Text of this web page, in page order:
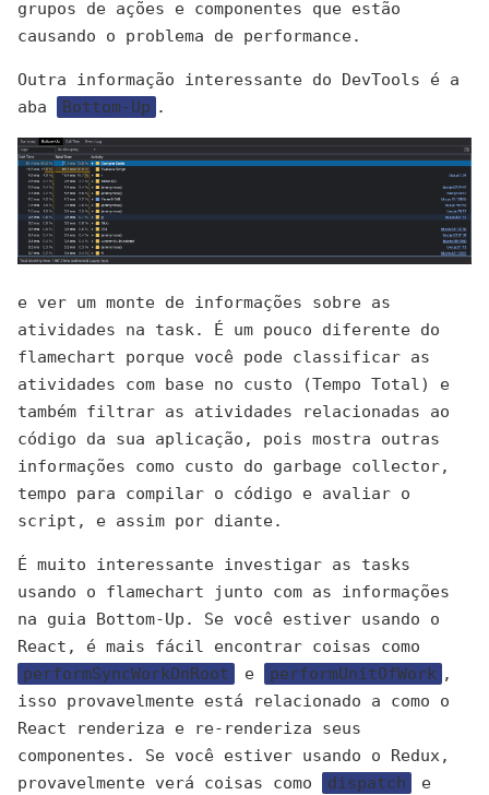
grupos de ações e componentes que estão
causando o problema de performance.
Outra informação interessante do DevTools é a
aba
Bottom-Up .
e ver um monte de informações sobre as
atividades na task. É um pouco diferente do
flamechart porque você pode classificar as
atividades com base no custo (Tempo Total) e
também filtrar as atividades relacionadas ao
código da sua aplicação, pois mostra outras
informações como custo do garbage collector,
tempo para compilar o código e avaliar o
script, e assim por diante.
É muito interessante investigar as tasks
usando o flamechart junto com as informações
na guia Bottom-Up. Se você estiver usando o
React, é mais fácil encontrar coisas como
performSyncWorkOnRoot
e performUnitOfWork ,
isso provavelmente está relacionado a como o
React renderiza e re-renderiza seus
componentes. Se você estiver usando o Redux,
provavelmente verá coisas como
dispatch
e